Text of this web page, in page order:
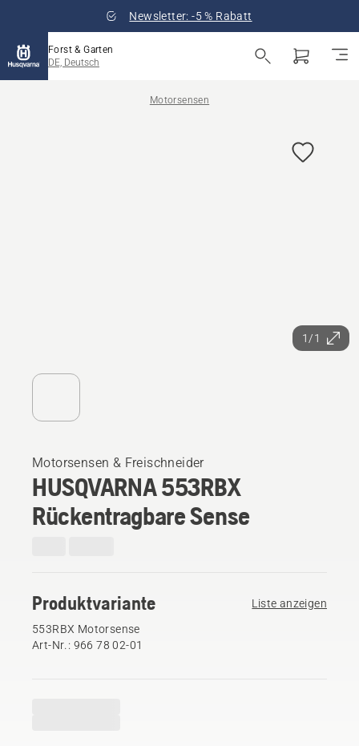
Newsletter: -5 % Rabatt
Forst & Garten
DE, Deutsch
Motorsensen
1/1
Motorsensen & Freischneider
HUSQVARNA 553RBX
Rückentragbare Sense
Produktvariante
Liste anzeigen
553RBX Motorsense
Art-Nr.: 966 78 02‑01